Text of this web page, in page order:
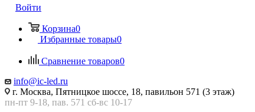
Войти
Корзина0
Избранные товары0
Сравнение товаров0
info@ic-led.ru
г. Москва, Пятницкое шоссе, 18, павильон 571 (3 этаж)
пн-пт 9-18, пав. 571 сб-вс 10-17